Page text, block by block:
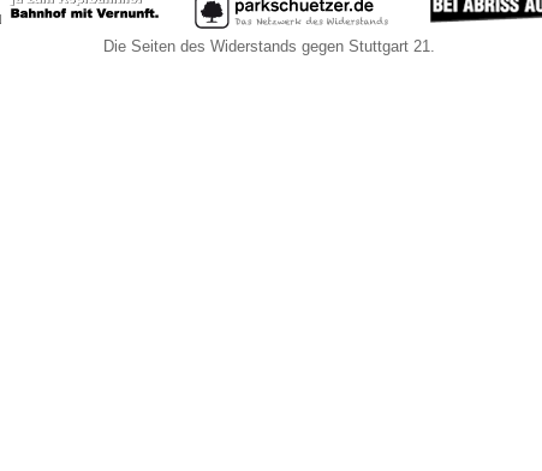
Die Seiten des Widerstands gegen Stuttgart 21.